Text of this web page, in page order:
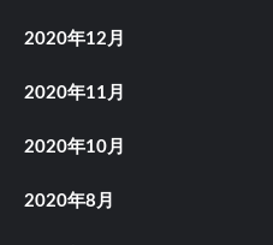
2020年12月
2020年11月
2020年10月
2020年8月